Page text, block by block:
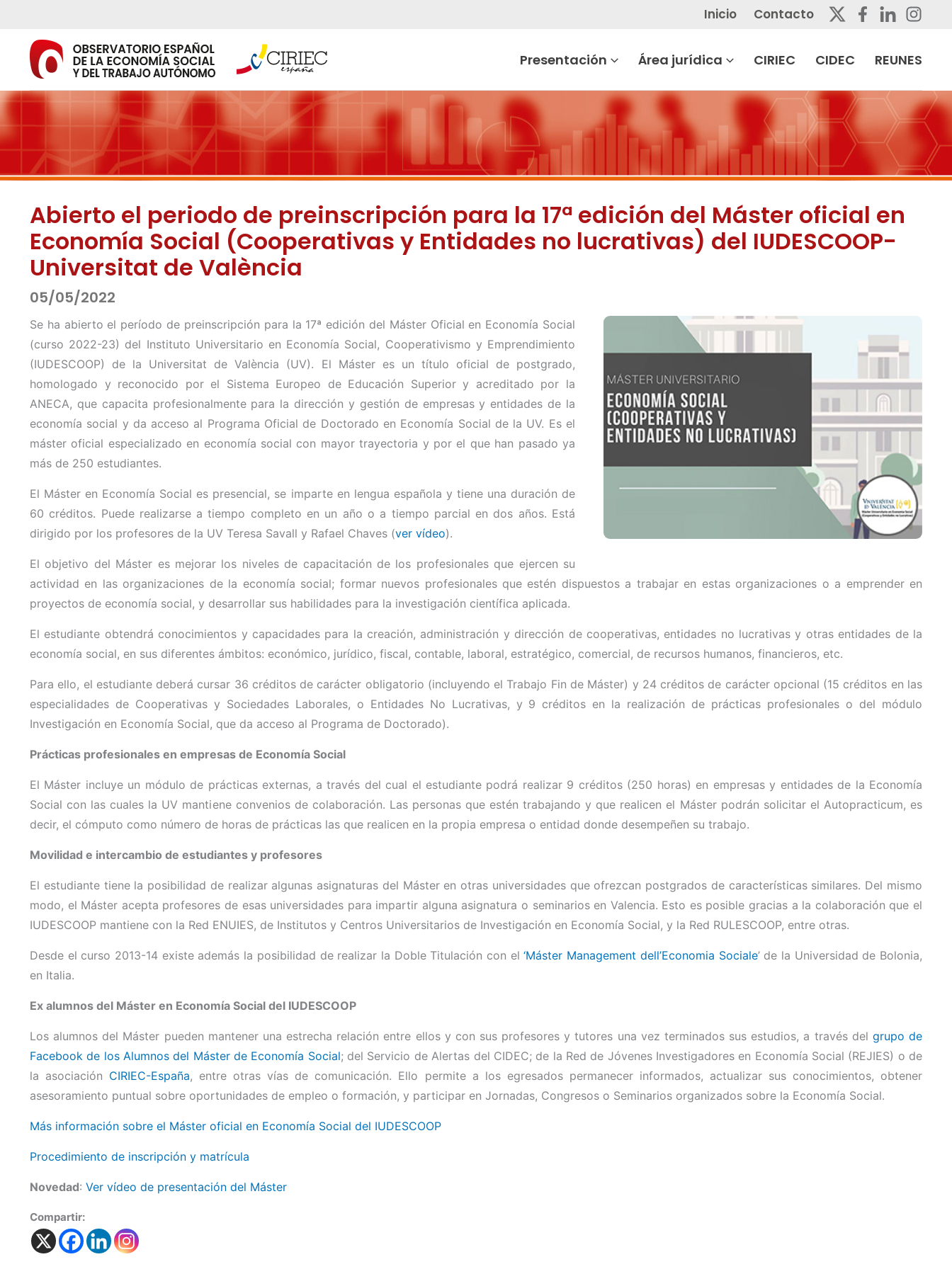
contenido
Inicio Contacto
Presentación Área jurídica CIRIEC CIDEC REUNES
Abierto el periodo de preinscripción para la 17ª edición del Máster oficial en
Economía Social (Cooperativas y Entidades no lucrativas) del IUDESCOOP-
Universitat de València
05/05/2022
Se ha abierto el período de preinscripción para la 17ª edición del Máster Oficial en Economía Social
(curso 2022-23) del Instituto Universitario en Economía Social, Cooperativismo y Emprendimiento
(IUDESCOOP) de la Universitat de València (UV). El Máster es un título oficial de postgrado,
homologado y reconocido por el Sistema Europeo de Educación Superior y acreditado por la
ANECA, que capacita profesionalmente para la dirección y gestión de empresas y entidades de la
economía social y da acceso al Programa Oficial de Doctorado en Economía Social de la UV. Es el
máster oficial especializado en economía social con mayor trayectoria y por el que han pasado ya
más de 250 estudiantes.
El Máster en Economía Social es presencial, se imparte en lengua española y tiene una duración de
60 créditos. Puede realizarse a tiempo completo en un año o a tiempo parcial en dos años. Está
dirigido por los profesores de la UV Teresa Savall y Rafael Chaves (ver vídeo).
El objetivo del Máster es mejorar los niveles de capacitación de los profesionales que ejercen su
actividad en las organizaciones de la economía social; formar nuevos profesionales que estén dispuestos a trabajar en estas organizaciones o a emprender en
proyectos de economía social, y desarrollar sus habilidades para la investigación científica aplicada.
El estudiante obtendrá conocimientos y capacidades para la creación, administración y dirección de cooperativas, entidades no lucrativas y otras entidades de la
economía social, en sus diferentes ámbitos: económico, jurídico, fiscal, contable, laboral, estratégico, comercial, de recursos humanos, financieros, etc.
Para ello, el estudiante deberá cursar 36 créditos de carácter obligatorio (incluyendo el Trabajo Fin de Máster) y 24 créditos de carácter opcional (15 créditos en las
especialidades de Cooperativas y Sociedades Laborales, o Entidades No Lucrativas, y 9 créditos en la realización de prácticas profesionales o del módulo
Investigación en Economía Social, que da acceso al Programa de Doctorado).
Prácticas profesionales en empresas de Economía Social
El Máster incluye un módulo de prácticas externas, a través del cual el estudiante podrá realizar 9 créditos (250 horas) en empresas y entidades de la Economía
Social con las cuales la UV mantiene convenios de colaboración. Las personas que estén trabajando y que realicen el Máster podrán solicitar el Autopracticum, es
decir, el cómputo como número de horas de prácticas las que realicen en la propia empresa o entidad donde desempeñen su trabajo.
Movilidad e intercambio de estudiantes y profesores
El estudiante tiene la posibilidad de realizar algunas asignaturas del Máster en otras universidades que ofrezcan postgrados de características similares. Del mismo
modo, el Máster acepta profesores de esas universidades para impartir alguna asignatura o seminarios en Valencia. Esto es posible gracias a la colaboración que el
IUDESCOOP mantiene con la Red ENUIES, de Institutos y Centros Universitarios de Investigación en Economía Social, y la Red RULESCOOP, entre otras.
Desde el curso 2013-14 existe además la posibilidad de realizar la Doble Titulación con el‘Máster Management dell’Economia Sociale’ de la Universidad de Bolonia,
en Italia.
Ex alumnos del Máster en Economía Social del IUDESCOOP
Los alumnos del Máster pueden mantener una estrecha relación entre ellos y con sus profesores y tutores una vez terminados sus estudios, a través del grupo de
Facebook de los Alumnos del Máster de Economía Social; del Servicio de Alertas del CIDEC; de la Red de Jóvenes Investigadores en Economía Social (REJIES) o de
la asociación CIRIEC-España, entre otras vías de comunicación. Ello permite a los egresados permanecer informados, actualizar sus conocimientos, obtener
asesoramiento puntual sobre oportunidades de empleo o formación, y participar en Jornadas, Congresos o Seminarios organizados sobre la Economía Social.
Más información sobre el Máster oficial en Economía Social del IUDESCOOP
Procedimiento de inscripción y matrícula
Novedad: Ver vídeo de presentación del Máster
Compartir: